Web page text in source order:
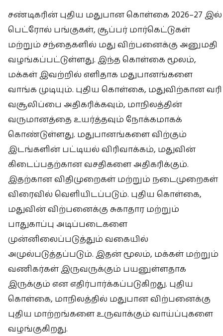
சண்டிகரின் புதிய மதுபான கொள்கை 2026–27 இல்
பெட்ரோல் பங்குகள், சூப்பர் மார்கெட்டுகள்
மற்றும் சந்தைகளில் மது விற்பனைக்கு அனுமதி
வழங்கப்பட்டுள்ளது. இந்த கொள்கை மூலம்,
மக்கள் இவற்றில் எளிதாக மதுபானங்களை
வாங்க முடியும். புதிய கொள்கை, மதுவிற்கான வரி
வசூலிப்பை அதிகரிக்கவும், மாநிலத்தின்
வருமானத்தை உயர்த்தவும் நோக்கமாகக்
கொண்டுள்ளது. மதுபானங்களை விற்கும்
இடங்களின் பட்டியல் விரிவாக்கம், மதுவின்
கிடைப்பதற்கான வசதிகளை அதிகரிக்கும்.
இதற்கான விதிமுறைகள் மற்றும் நடைமுறைகள்
விரைவில் வெளியிடப்படும். புதிய கொள்கை,
மதுவின் விற்பனைக்கு சுகாதார மற்றும்
பாதுகாப்பு அடிப்படைகளை
முன்னிலைப்படுத்தும் வகையில்
அமுல்படுத்தப்படும். இதன் மூலம், மக்கள் மற்றும்
வணிகர்கள் இருவருக்கும் பயனுள்ளதாக
இருக்கும் என எதிர்பார்க்கப்படுகிறது. புதிய
கொள்கை, மாநிலத்தில் மதுபான விற்பனைக்கு
புதிய மாற்றங்களை உருவாக்கும் வாய்ப்புகளை
வழங்குகிறது.